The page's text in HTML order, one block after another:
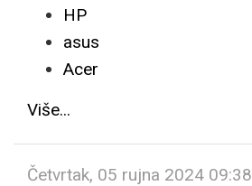
HP
asus
Acer
Više...
Četvrtak, 05 rujna 2024 09:38